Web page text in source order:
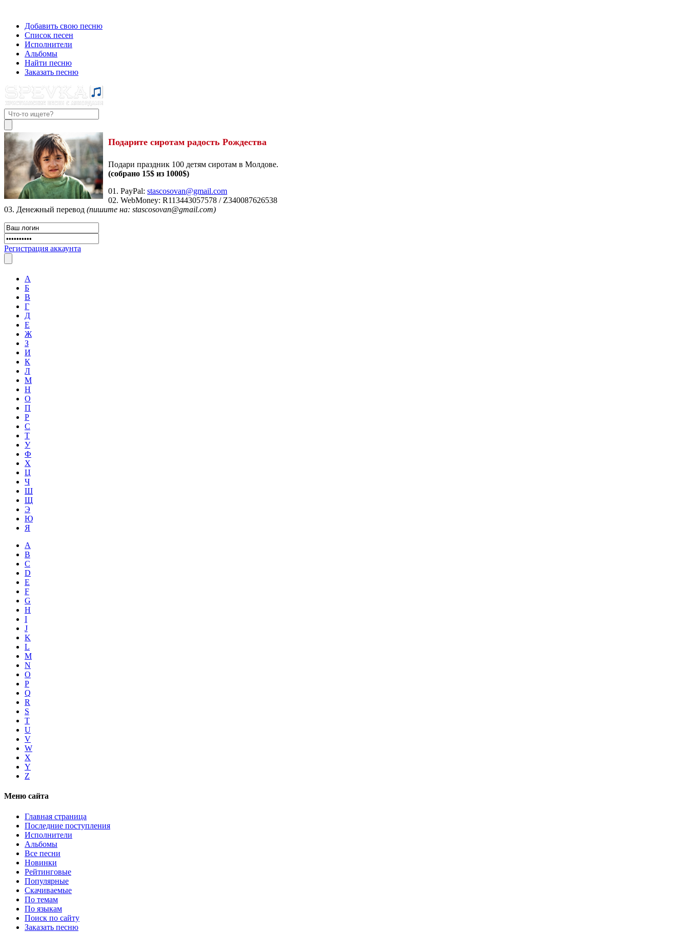
Добавить свою песню
Список песен
Исполнители
Альбомы
Найти песню
Заказать песню
Подарите сиротам радость Рождества
Подари праздник 100 детям сиротам в Молдове.
(собрано 15$ из 1000$)
01. PayPal:stascosovan@gmail.com
02. WebMoney:R113443057578 / Z340087626538
03. Денежный перевод (пишите на: stascosovan@gmail.com)
Регистрация аккаунта
А
Б
В
Г
Д
Е
Ж
З
И
К
Л
М
Н
О
П
Р
С
Т
У
Ф
Х
Ц
Ч
Ш
Щ
Э
Ю
Я
A
B
C
D
E
F
G
H
I
J
K
L
M
N
O
P
Q
R
S
T
U
V
W
X
Y
Z
Меню сайта
Главная страница
Последние поступления
Исполнители
Альбомы
Все песни
Новинки
Рейтинговые
Популярные
Скачиваемые
По темам
По языкам
Поиск по сайту
Заказать песню